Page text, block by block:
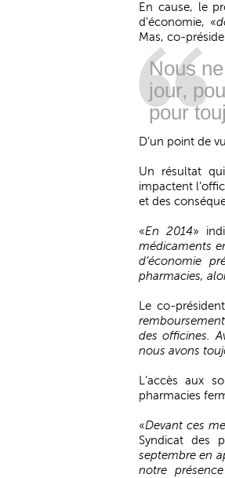
En cause, le
d’économie, «
Mas, co-
Nous
jour,
pour
D’un point de
Un résultat
impactent
et des
«En 2014»
médicaments
d’économie
pharmacies,
Le co-
des officines.
nous avons
L’accès aux
pharmacies
«Devant ces
Syndicat des
septembre en
notre